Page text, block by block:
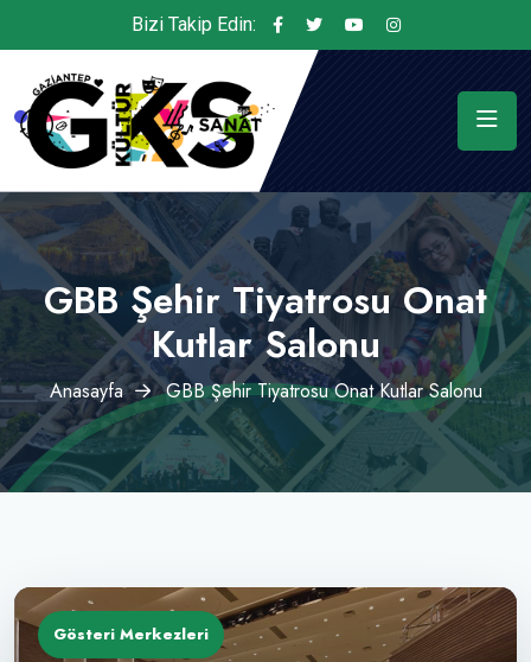
Bizi Takip Edin:
GBB Şehir Tiyatrosu Onat
Kutlar Salonu
Anasayfa GBB Şehir Tiyatrosu Onat Kutlar Salonu
Gösteri Merkezleri